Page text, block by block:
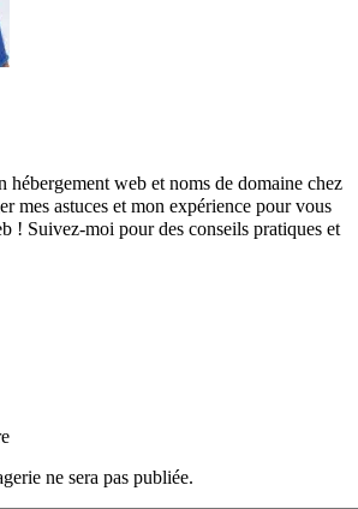
hébergement web et noms de domaine chez
mes astuces et mon expérience pour vous
! Suivez-moi pour des conseils pratiques et
ne sera pas publiée.